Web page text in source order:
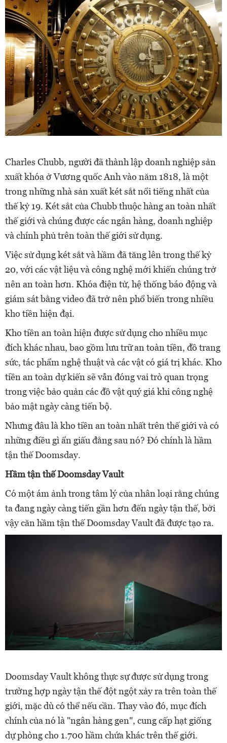
Charles Chubb, người đã thành lập doanh nghiệp sản
xuất khóa ở Vương quốc Anh vào năm 1818, là một
trong những nhà sản xuất két sắt nổi tiếng nhất của
thế kỷ 19. Két sắt của Chubb thuộc hàng an toàn nhất
thế giới và chúng được các ngân hàng, doanh nghiệp
và chính phủ trên toàn thế giới sử dụng.
Việc sử dụng két sắt và hầm đã tăng lên trong thế kỷ
20, với các vật liệu và công nghệ mới khiến chúng trở
nên an toàn hơn. Khóa điện tử, hệ thống báo động và
giám sát bằng video đã trở nên phổ biến trong nhiều
kho tiền hiện đại.
Kho tiền an toàn hiện được sử dụng cho nhiều mục
đích khác nhau, bao gồm lưu trữ an toàn tiền, đồ trang
sức, tác phẩm nghệ thuật và các vật có giá trị khác. Kho
tiền an toàn dự kiến sẽ vẫn đóng vai trò quan trọng
trong việc bảo quản các đồ vật quý giá khi công nghệ
bảo mật ngày càng tiến bộ.
Nhưng đâu là kho tiền an toàn nhất trên thế giới và có
những điều gì ẩn giấu đằng sau nó? Đó chính là hầm
tận thế Doomsday.
Hầm tận thế Doomsday Vault
Có một ám ảnh trong tâm lý của nhân loại rằng chúng
ta đang ngày càng tiến gần hơn đến ngày tận thế, bởi
vậy căn hầm tận thế Doomsday Vault đã được tạo ra.
Doomsday Vault không thực sự được sử dụng trong
trường hợp ngày tận thế đột ngột xảy ra trên toàn thế
giới, mặc dù có thể nếu cần. Thay vào đó, mục đích
chính của nó là "ngân hàng gen", cung cấp hạt giống
dự phòng cho 1.700 hầm chứa khác trên thế giới.